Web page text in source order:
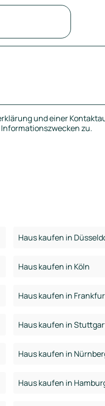
und einer
zu.
Haus kaufen in
Haus kaufen in Köln
Haus kaufen in
Haus kaufen in
Haus kaufen in
Haus kaufen in